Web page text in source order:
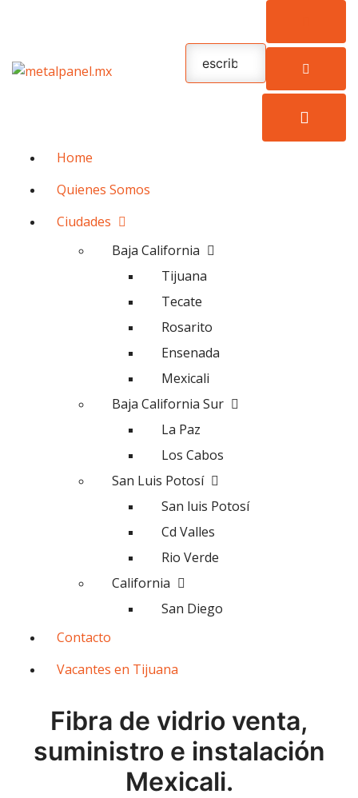
Home
Quienes Somos
Ciudades
Baja California
Tijuana
Tecate
Rosarito
Ensenada
Mexicali
Baja California Sur
La Paz
Los Cabos
San Luis Potosí
San luis Potosí
Cd Valles
Rio Verde
California
San Diego
Contacto
Vacantes en Tijuana
Fibra de vidrio venta,
suministro e instalación
Mexicali.